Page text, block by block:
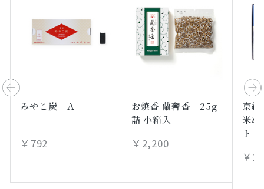
みやこ炭 Ａ
￥792
お焼香 蘭奢香 25g
詰 小箱入
￥2,200
京
米ぬ
ト
￥